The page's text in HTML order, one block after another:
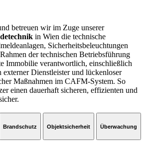
betreuen wir im Zuge unserer
in Wien die technische
Sicherheitsbeleuchtungen
der technischen Betriebsführung
Immobilie verantwortlich, einschließlich
Dienstleister und lückenloser
Maßnahmen im CAFM-System. So
einen dauerhaft sicheren, effizienten und
Brandschutz Objektsicherheit Überwachung